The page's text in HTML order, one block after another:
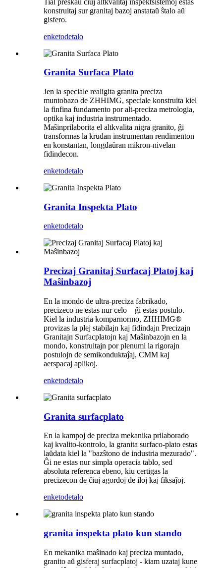
konstruitaj sur granitaj bazoj anstataŭ ŝtalo aŭ
gisfero.
enketodetalo
Granita Surfaca Plato
Jen la speciale realigita granita preciza
muntobazo de ZHHIMG, speciale konstruita kiel
la finfina fundamento por alt-preciza metrologia,
optika kaj industria instrumentado.
Maŝinprilaborita el altkvalita nigra granito, ĝi
transformas la krudan instrumentan rendimenton
en konstantan, longdaŭran mikron-nivelan
fidindecon.
enketodetalo
Granita Inspekta Plato
enketodetalo
Precizaj Granitaj Surfacaj Platoj kaj
Maŝinbazoj
En la mondo de ultra-preciza fabrikado,
precizeco ne estas nur celo—ĝi estas postulo.
Kiel la industria komparnormo, ZHHIMG®
provizas la plej stabilajn kaj fidindajn Precizajn
Granitajn Surfacplatojn kaj Maŝinbazojn en la
mondo, konstruitajn por plenumi la rigorajn
postulojn de semikonduktaĵaj, CMM kaj
aerspacaj aplikoj.
enketodetalo
Granita surfacplato
En la kampoj de preciza mekanika prilaborado
kaj kvalito-kontrolo, la granita surfaco-plato estas
laŭdata kiel la "bazŝtono de industria mezurado".
Ĝi ne estas nur simpla operacia tablo, sed
absoluta referenca ebeno, kiu certigas la
precizecon de ĉiuj agordoj de iloj kaj fiksaĵoj.
enketodetalo
granita inspekta plato kun stando
En mekanika maŝinado kaj preciza muntado,
granito aŭ gisferaj surfacplatoj - kiam uzataj kune